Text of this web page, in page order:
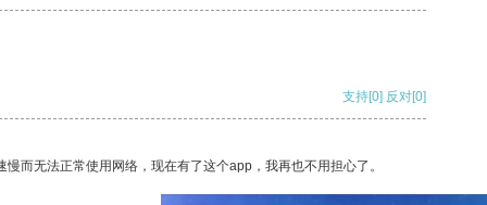
支持[0] 反对[0]
而无法正常使用网络，现在有了这个app，我再也不用担心了。